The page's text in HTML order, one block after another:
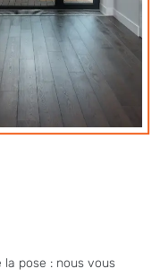
pose : nous vous